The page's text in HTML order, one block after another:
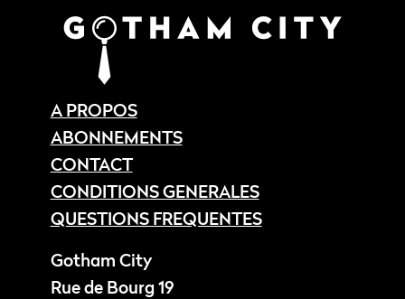
A PROPOS
ABONNEMENTS
CONTACT
CONDITIONS GENERALES
QUESTIONS FREQUENTES
Gotham City
Rue de Bourg 19